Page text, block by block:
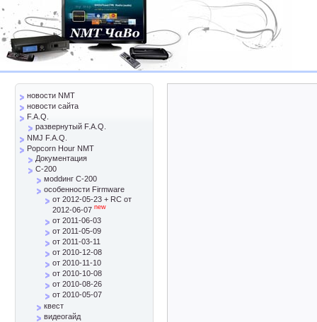
новости NMT
новости сайта
F.A.Q.
развернутый F.A.Q.
NMJ F.A.Q.
Popcorn Hour NMT
Документация
C-200
моddинг C-200
особенности Firmware
от 2012-05-23 + RC от
2012-06-07 new
от 2011-06-03
от 2011-05-09
от 2011-03-11
от 2010-12-08
от 2010-11-10
от 2010-10-08
от 2010-08-26
от 2010-05-07
квест
видеогайд